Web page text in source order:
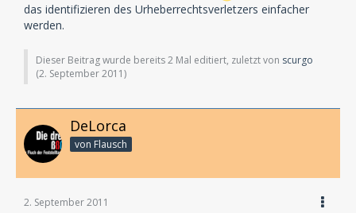
das identifizieren des Urheberrechtsverletzers einfacher
werden.
Dieser Beitrag wurde bereits 2 Mal editiert, zuletzt von scurgo
(2. September 2011)
DeLorca
von Flausch
2. September 2011